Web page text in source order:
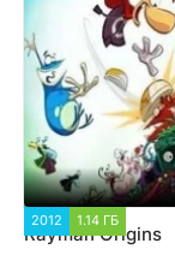
2012 1.14 ГБ
Rayman Origins